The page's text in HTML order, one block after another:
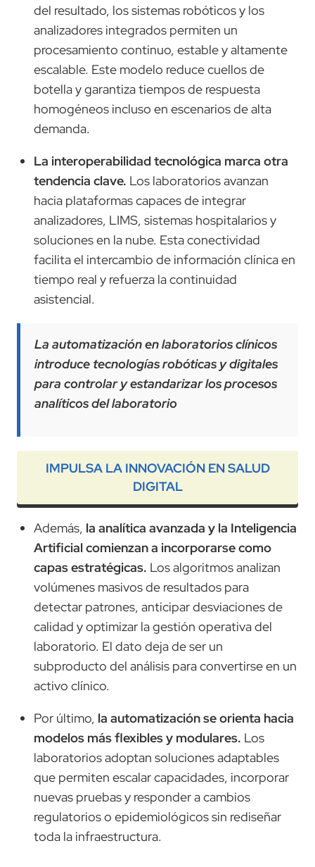
del resultado, los sistemas robóticos y los
analizadores integrados permiten un
procesamiento continuo, estable y altamente
escalable. Este modelo reduce cuellos de
botella y garantiza tiempos de respuesta
homogéneos incluso en escenarios de alta
demanda.
La interoperabilidad tecnológica marca otra
tendencia clave. Los laboratorios avanzan
hacia plataformas capaces de integrar
analizadores, LIMS, sistemas hospitalarios y
soluciones en la nube. Esta conectividad
facilita el intercambio de información clínica en
tiempo real y refuerza la continuidad
asistencial.
La automatización en laboratorios clínicos
introduce tecnologías robóticas y digitales
para controlar y estandarizar los procesos
analíticos del laboratorio
IMPULSA LA INNOVACIÓN EN SALUD
DIGITAL
Además, la analítica avanzada y la Inteligencia
Artificial comienzan a incorporarse como
capas estratégicas. Los algoritmos analizan
volúmenes masivos de resultados para
detectar patrones, anticipar desviaciones de
calidad y optimizar la gestión operativa del
laboratorio. El dato deja de ser un
subproducto del análisis para convertirse en un
activo clínico.
Por último, la automatización se orienta hacia
modelos más flexibles y modulares. Los
laboratorios adoptan soluciones adaptables
que permiten escalar capacidades, incorporar
nuevas pruebas y responder a cambios
regulatorios o epidemiológicos sin rediseñar
toda la infraestructura.